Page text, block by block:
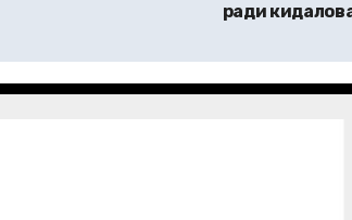
ради